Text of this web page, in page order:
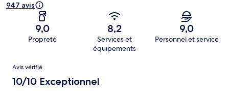
947 avis
9,0
Propreté
8,2
Services et
équipements
9,0
Personnel et service
Avis
Avis vérifié
10/10 Exceptionnel